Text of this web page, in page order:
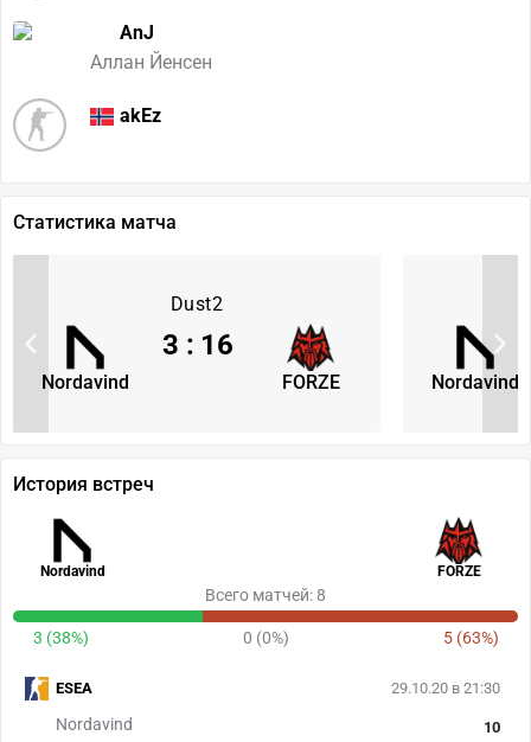
AnJ
Аллан Йенсен
akEz
Статистика матча
Dust2
Nordavind FORZE
3 : 16
Nordavind
История встреч
Nordavind FORZE
Всего матчей: 8
3 (38%) 0 (0%) 5 (63%)
29.10.20 в 21:30
Nordavind
10
ESEA